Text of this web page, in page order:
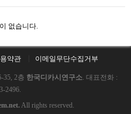
없습니다.
약관 이메일무단수집거부
35, 2층 한국디카시연구소 . 대표전화 :
2496.
All rights reserved.